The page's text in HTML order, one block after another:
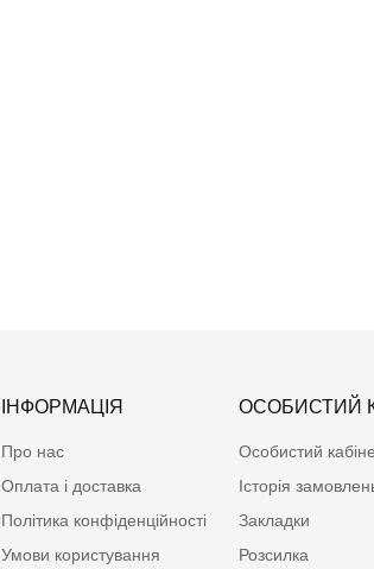
ІНФОРМАЦІЯ
Про нас
Оплата і доставка
Політика конфіденційності
Умови користування
ОСОБИСТИЙ
Особистий
Історія
Закладки
Розсилка